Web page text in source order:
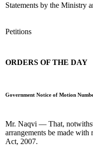
Statements by the Ministry
Petitions
ORDERS OF THE DAY
Government Notice of Motion
Mr. Naqvi — That,
arrangements be made
Act, 2007.